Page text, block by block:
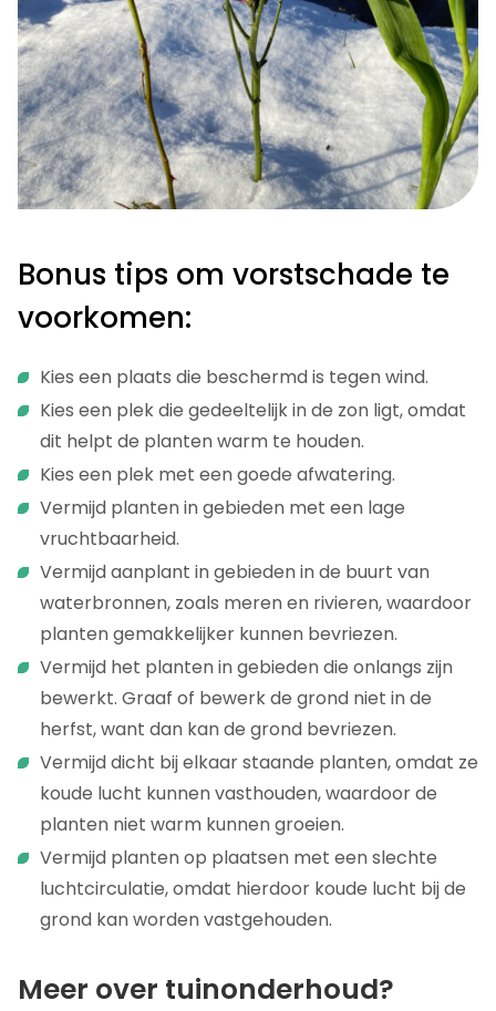
Bonus tips om vorstschade te
voorkomen:
Kies een plaats die beschermd is tegen wind.
Kies een plek die gedeeltelijk in de zon ligt, omdat
dit helpt de planten warm te houden.
Kies een plek met een goede afwatering.
Vermijd planten in gebieden met een lage
vruchtbaarheid.
Vermijd aanplant in gebieden in de buurt van
waterbronnen, zoals meren en rivieren, waardoor
planten gemakkelijker kunnen bevriezen.
Vermijd het planten in gebieden die onlangs zijn
bewerkt. Graaf of bewerk de grond niet in de
herfst, want dan kan de grond bevriezen.
Vermijd dicht bij elkaar staande planten, omdat ze
koude lucht kunnen vasthouden, waardoor de
planten niet warm kunnen groeien.
Vermijd planten op plaatsen met een slechte
luchtcirculatie, omdat hierdoor koude lucht bij de
grond kan worden vastgehouden.
Meer over tuinonderhoud?